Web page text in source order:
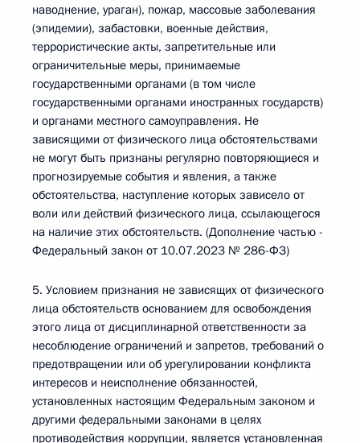
наводнение, ураган), пожар, массовые заболевания
(эпидемии), забастовки, военные действия,
террористические акты, запретительные или
ограничительные меры, принимаемые
государственными органами (в том числе
государственными органами иностранных государств)
и органами местного самоуправления. Не
зависящими от физического лица обстоятельствами
не могут быть признаны регулярно повторяющиеся и
прогнозируемые события и явления, а также
обстоятельства, наступление которых зависело от
воли или действий физического лица, ссылающегося
на наличие этих обстоятельств. (Дополнение частью -
Федеральный закон от 10.07.2023 № 286-ФЗ)
5. Условием признания не зависящих от физического
лица обстоятельств основанием для освобождения
этого лица от дисциплинарной ответственности за
несоблюдение ограничений и запретов, требований о
предотвращении или об урегулировании конфликта
интересов и неисполнение обязанностей,
установленных настоящим Федеральным законом и
другими федеральными законами в целях
противодействия коррупции, является установленная